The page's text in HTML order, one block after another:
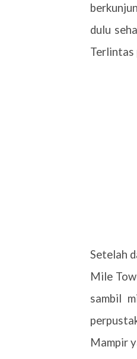
dulu
Terlintas
Setelah
Mile
sambil
Mampir